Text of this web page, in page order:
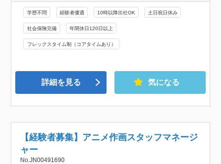
学歴不問 経験者優遇 10時以降出社OK 土日祝日休み
社会保険完備 年間休日120日以上
フレックスタイム制（コアタイムあり）
詳細を見る 気になる
【経験者募集】アニメ作画スタッフマネージ
ャー
No.JN00491690